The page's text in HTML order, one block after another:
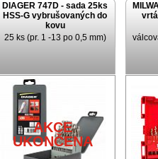
DIAGER 747D - sada 25ks
HSS-G vybrušovaných do
kovu
25 ks (pr. 1 -13 po 0,5 mm)
AKCE
UKONČENA